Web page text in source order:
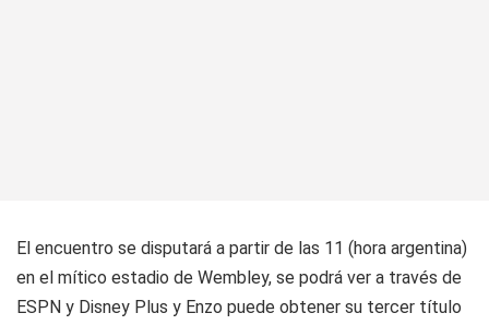
El encuentro se disputará a partir de las 11 (hora argentina)
en el mítico estadio de Wembley, se podrá ver a través de
ESPN y Disney Plus y Enzo puede obtener su tercer título